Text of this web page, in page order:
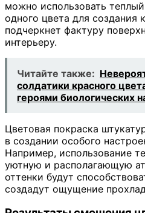
можно использовать
одного цвета для создания
подчеркнет фактуру
интерьеру.
Читайте также:
солдатики красного
героями биологических
Цветовая покраска
в создании особого
Например, использование
уютную и располагающую
оттенки будут
создадут ощущение